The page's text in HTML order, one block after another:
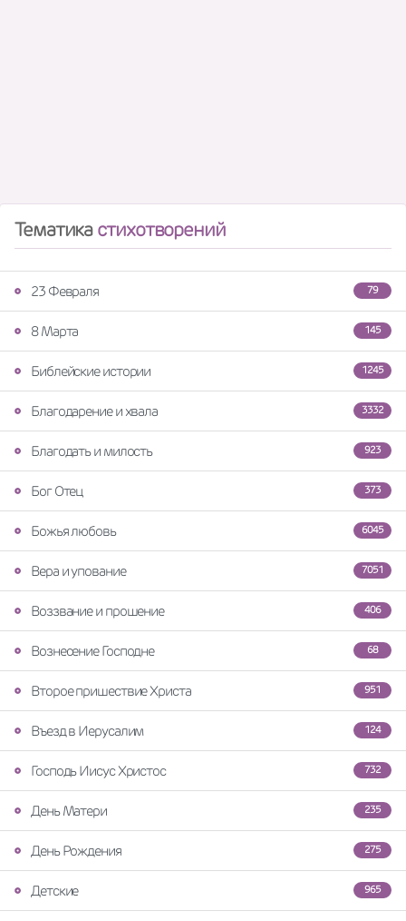
Тематикастихотворений
79
23 Февраля
145
8 Марта
1245
Библейские истории
3332
Благодарение и хвала
923
Благодать и милость
373
Бог Отец
6045
Божья любовь
7051
Вера и упование
406
Воззвание и прошение
68
Вознесение Господне
951
Второе пришествие Христа
124
Въезд в Иерусалим
732
Господь Иисус Христос
235
День Матери
275
День Рождения
965
Детские